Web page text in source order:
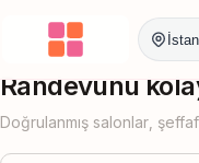
İstanbul
Randevunu
Doğrulanmış salonlar,